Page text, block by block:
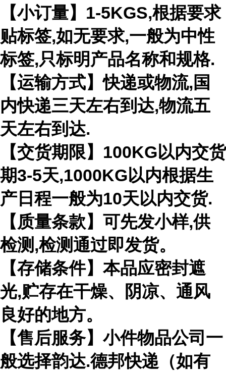
【小订量】1-5KGS,根据要求
贴标签,如无要求,一般为中性
标签,只标明产品名称和规格.
【运输方式】快递或物流,国
内快递三天左右到达,物流五
天左右到达.
【交货期限】100KG以内交货
期3-5天,1000KG以内根据生
产日程一般为10天以内交货.
【质量条款】可先发小样,供
检测,检测通过即发货。
【存储条件】本品应密封遮
光,贮存在干燥、阴凉、通风
良好的地方。
【售后服务】小件物品公司一
般选择韵达.德邦快递（如有